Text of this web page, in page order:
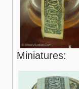
Miniatures: